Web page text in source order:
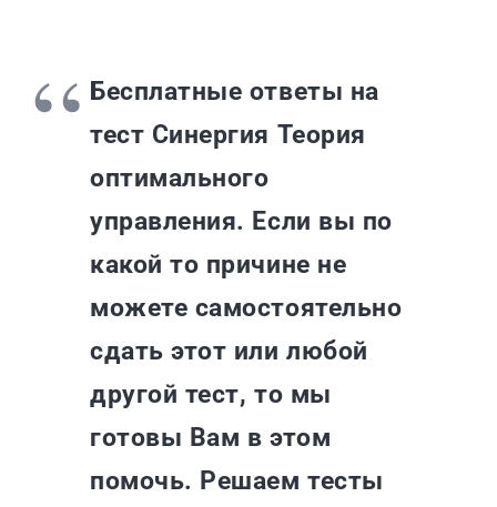
Бесплатные ответы на
тест Синергия Теория
оптимального
управления. Если вы по
какой то причине не
можете самостоятельно
сдать этот или любой
другой тест, то мы
готовы Вам в этом
помочь. Решаем тесты